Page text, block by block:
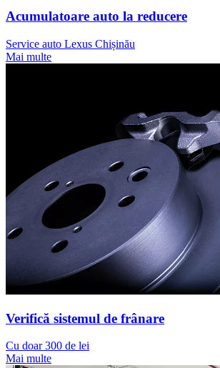
Acumulatoare auto la reducere
Service auto Lexus Chișinău
Mai multe
Verifică sistemul de frânare
Cu doar 300 de lei
Mai multe